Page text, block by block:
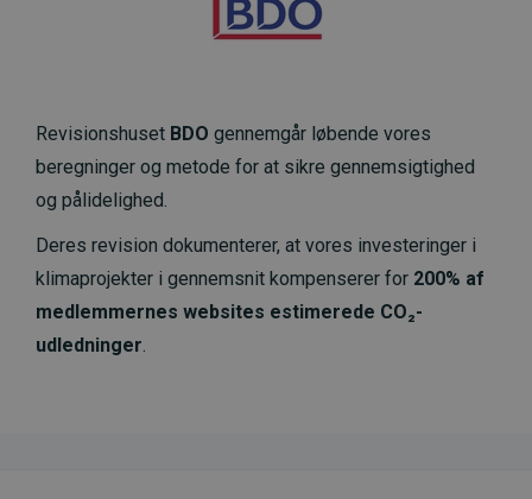
Revisionshuset BDO gennemgår løbende vores
beregninger og metode for at sikre gennemsigtighed
og pålidelighed.
Deres revision dokumenterer, at vores investeringer i
klimaprojekter i gennemsnit kompenserer for 200% af
medlemmernes websites estimerede CO₂-
udledninger.